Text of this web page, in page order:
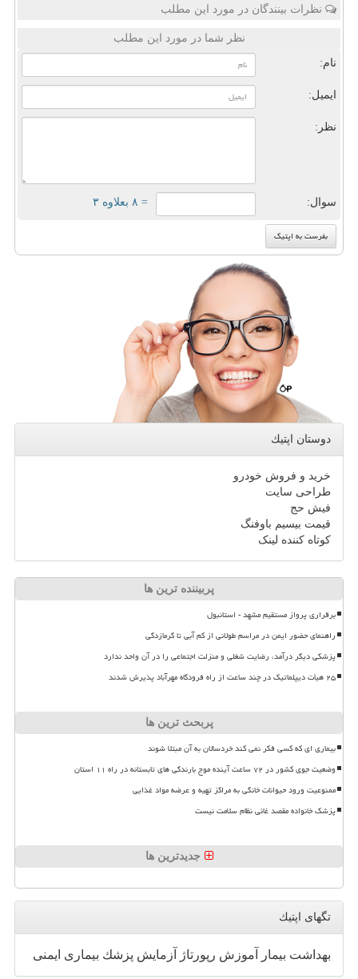
نظرات بینندگان در مورد این مطلب
نظر شما در مورد این مطلب
نام:
ایمیل:
نظر:
سوال: = ۸ بعلاوه ۳
دوستان اپتیك
خرید و فروش خودرو
طراحی سایت
فیش حج
قیمت بیسیم باوفنگ
کوتاه کننده لینک
پربیننده ترین ها
برقراری پرواز مستقیم مشهد - استانبول
راهنمای حضور ایمن در مراسم طولانی از کم آبی تا گرمازدگی
پزشکی دیگر درآمد، رضایت شغلی و منزلت اجتماعی را در آن واحد ندارد
۲۵ هیأت دیپلماتیک در چند ساعت از راه فرودگاه مهرآباد پذیرش شدند
پربحث ترین ها
بیماری ای که کسی فکر نمی کند خردسالان به آن مبتلا شوند
وضعیت جوی کشور در ۷۲ ساعت آینده موج بارندگی های تابستانه در راه ۱۱ استان
ممنوعیت ورود حیوانات خانگی به مراکز تهیه و عرضه مواد غذایی
پزشک خانواده مقصد غائی نظام سلامت نیست
جدیدترین ها
تگهای اپتیك
بهداشت بیمار آموزش رپورتاژ آزمایش پزشك بیماری ایمنی